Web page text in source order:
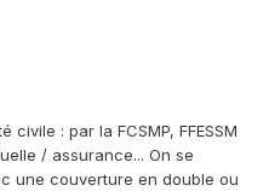
: par la FCSMP, FFESSM
/ assurance... On se
une couverture en double ou